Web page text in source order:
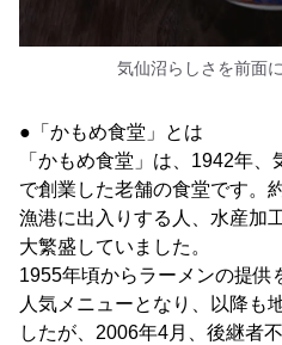
気仙沼らしさを前面
●「かもめ食堂」とは
「かもめ食堂」は、1942年
で創業した老舗の食堂です。
漁港に出入りする人、水産加
大繁盛していました。
1955年頃からラーメンの提供
人気メニューとなり、以降も
したが、2006年4月、後継者